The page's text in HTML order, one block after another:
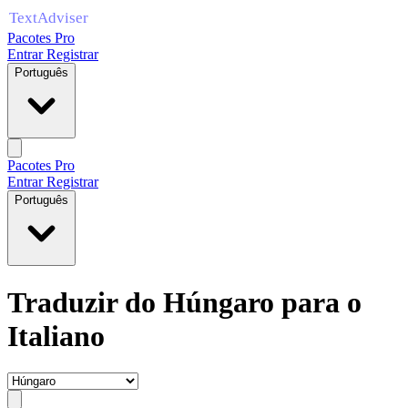
Pacotes Pro
EntrarRegistrar
Português
Pacotes Pro
EntrarRegistrar
Português
Traduzir do Húngaro para o
Italiano